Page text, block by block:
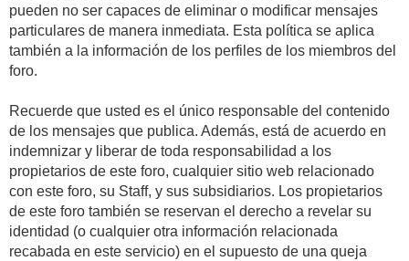
pueden no ser capaces de eliminar o modificar mensajes
particulares de manera inmediata. Esta política se aplica
también a la información de los perfiles de los miembros del
foro.
Recuerde que usted es el único responsable del contenido
de los mensajes que publica. Además, está de acuerdo en
indemnizar y liberar de toda responsabilidad a los
propietarios de este foro, cualquier sitio web relacionado
con este foro, su Staff, y sus subsidiarios. Los propietarios
de este foro también se reservan el derecho a revelar su
identidad (o cualquier otra información relacionada
recabada en este servicio) en el supuesto de una queja